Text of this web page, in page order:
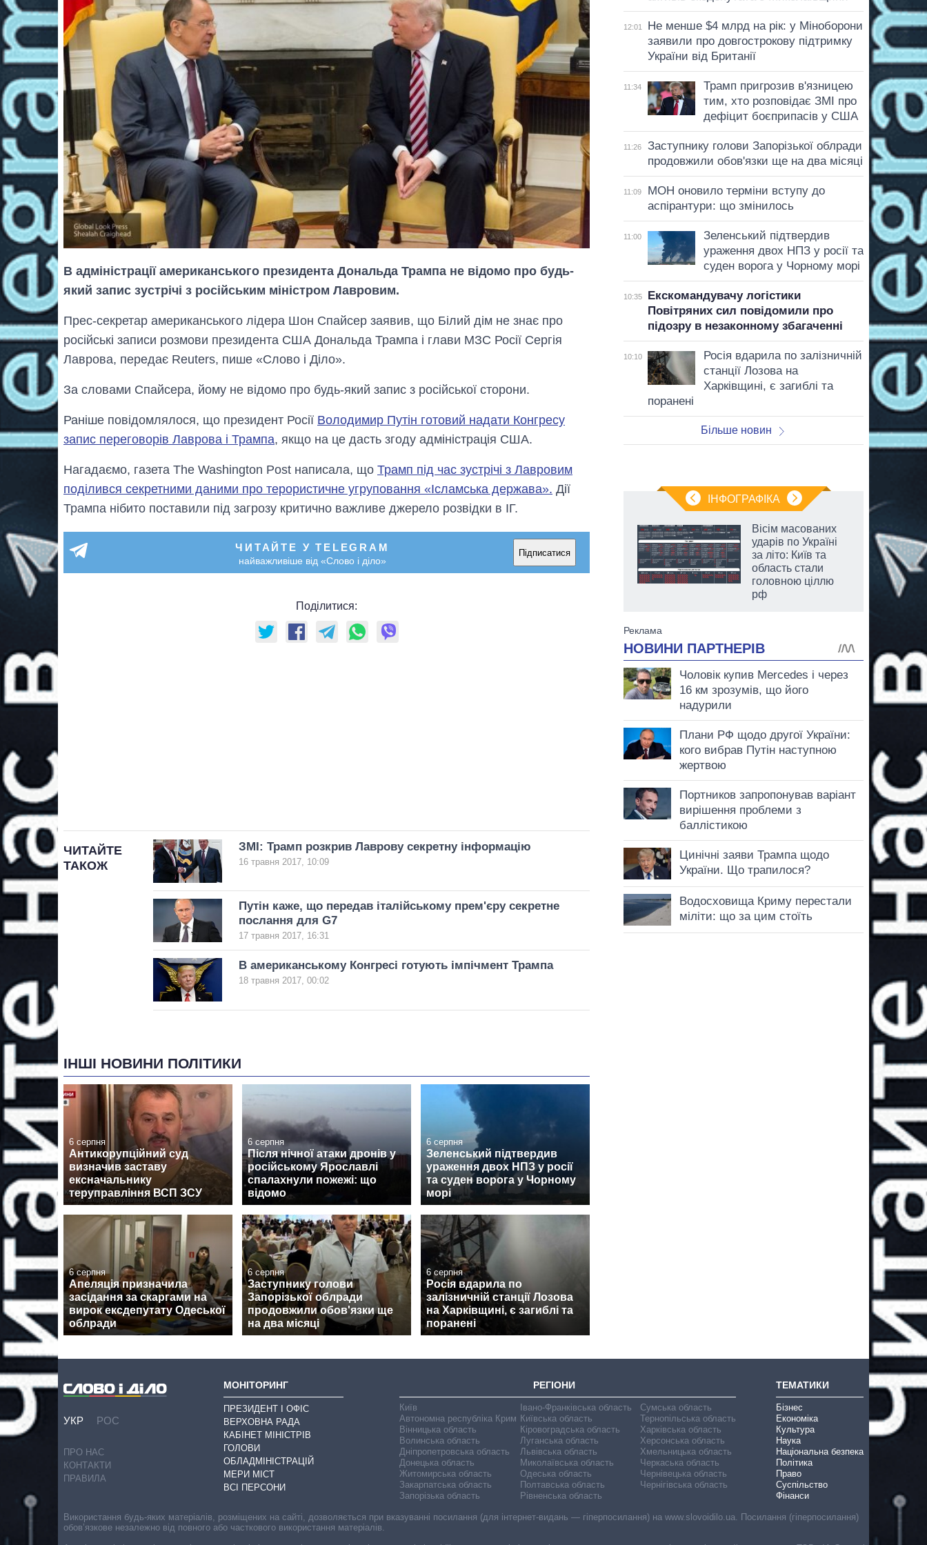
В адміністрації американського президента Дональда Трампа не відомо про будь-
який запис зустрічі з російським міністром Лавровим.
Прес-секретар американського лідера Шон Спайсер заявив, що Білий дім не знає про
російські записи розмови президента США Дональда Трампа і глави МЗС Росії Сергія
Лаврова, передає Reuters, пише «Слово і Діло».
За словами Спайсера, йому не відомо про будь-який запис з російської сторони.
Раніше повідомлялося, що президент Росії Володимир Путін готовий надати Конгресу
запис переговорів Лаврова і Трампа, якщо на це дасть згоду адміністрація США.
Нагадаємо, газета The Washington Post написала, що Трамп під час зустрічі з Лавровим
поділився секретними даними про терористичне угруповання «Ісламська держава». Дії
Трампа нібито поставили під загрозу критично важливе джерело розвідки в ІГ.
ЧИТАЙТЕ У TELEGRAM
найважливіше від «Слово і діло»
Підписатися
Поділитися:
ЧИТАЙТЕ
ТАКОЖ
ЗМІ: Трамп розкрив Лаврову секретну інформацію
16 травня 2017, 10:09
Путін каже, що передав італійському прем'єру секретне
послання для G7
17 травня 2017, 16:31
В американському Конгресі готують імпічмент Трампа
18 травня 2017, 00:02
ІНШІ НОВИНИ ПОЛІТИКИ
6 серпня
Антикорупційний суд
визначив заставу
ексначальнику
теруправління ВСП ЗСУ
6 серпня
Після нічної атаки дронів у
російському Ярославлі
спалахнули пожежі: що
відомо
6 серпня
Зеленський підтвердив
ураження двох НПЗ у росії
та суден ворога у Чорному
морі
6 серпня
Апеляція призначила
засідання за скаргами на
вирок ексдепутату Одеської
облради
6 серпня
Заступнику голови
Запорізької облради
продовжили обов'язки ще
на два місяці
6 серпня
Росія вдарила по
залізничній станції Лозова
на Харківщині, є загиблі та
поранені
12:01
Не менше $4 млрд на рік: у Міноборони
заявили про довгострокову підтримку
України від Британії
11:34
Трамп пригрозив в'язницею
тим, хто розповідає ЗМІ про
дефіцит боєприпасів у США
11:26
Заступнику голови Запорізької облради
продовжили обов'язки ще на два місяці
11:09
МОН оновило терміни вступу до
аспірантури: що змінилось
11:00
Зеленський підтвердив
ураження двох НПЗ у росії та
суден ворога у Чорному морі
10:35
Екскомандувачу логістики
Повітряних сил повідомили про
підозру в незаконному збагаченні
10:10
Росія вдарила по залізничній
станції Лозова на
Харківщині, є загиблі та
поранені
Більше новин
ІНФОГРАФІКА
вирощували в
Україні до і під час
великої війни
Вісім масованих
ударів по Україні
за літо: Київ та
область стали
головною ціллю
рф
УКР РОС
ПРО НАС
КОНТАКТИ
ПРАВИЛА
МОНІТОРИНГ
ПРЕЗИДЕНТ І ОФІС
ВЕРХОВНА РАДА
КАБІНЕТ МІНІСТРІВ
ГОЛОВИ
ОБЛАДМІНІСТРАЦІЙ
МЕРИ МІСТ
ВСІ ПЕРСОНИ
РЕГІОНИ
Київ
Автономна республіка Крим
Вінницька область
Волинська область
Дніпропетровська область
Донецька область
Житомирська область
Закарпатська область
Запорізька область
Івано-Франківська область
Київська область
Кіровоградська область
Луганська область
Львівська область
Миколаївська область
Одеська область
Полтавська область
Рівненська область
Сумська область
Тернопільська область
Харківська область
Херсонська область
Хмельницька область
Черкаська область
Чернівецька область
Чернігівська область
ТЕМАТИКИ
Бізнес
Економіка
Культура
Наука
Національна безпека
Політика
Право
Суспільство
Фінанси
Використання будь-яких матеріалів, розміщених на сайті, дозволяється при вказуванні посилання (для інтернет-видань — гіперпосилання) на www.slovoidilo.ua. Посилання (гіперпосилання)
обов’язкове незалежно від повного або часткового використання матеріалів.